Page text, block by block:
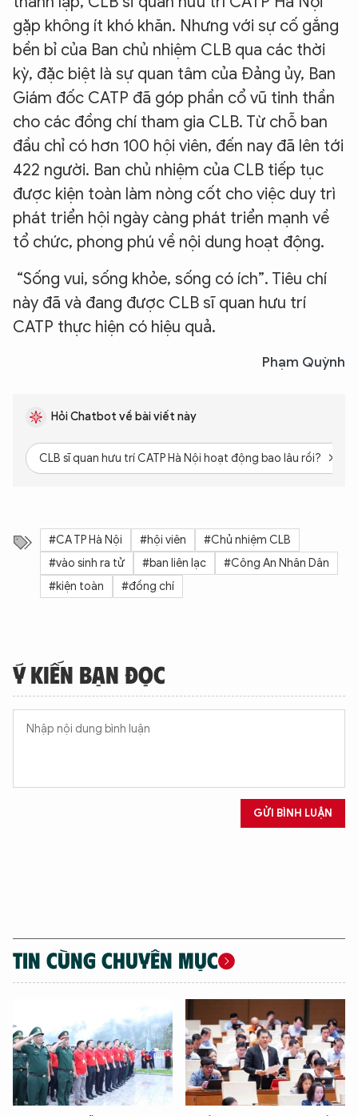
gặp không ít khó khăn. Nhưng với sự cố gắng
bền bỉ của Ban chủ nhiệm CLB qua các thời
kỳ, đặc biệt là sự quan tâm của Đảng ủy, Ban
Giám đốc CATP đã góp phần cổ vũ tinh thần
cho các đồng chí tham gia CLB. Từ chỗ ban
đầu chỉ có hơn 100 hội viên, đến nay đã lên tới
422 người. Ban chủ nhiệm của CLB tiếp tục
được kiện toàn làm nòng cốt cho việc duy trì
phát triển hội ngày càng phát triển mạnh về
tổ chức, phong phú về nội dung hoạt động.
“Sống vui, sống khỏe, sống có ích”. Tiêu chí
này đã và đang được CLB sĩ quan hưu trí
CATP thực hiện có hiệu quả.
Phạm Quỳnh
Hỏi Chatbot về bài viết này
CLB sĩ quan hưu trí CATP Hà Nội hoạt động bao lâu rồi?
#CA TP Hà Nội #hội viên
#Chủ nhiệm CLB
#vào sinh ra tử
#ban liên lạc
#Công An Nhân Dân
#kiện toàn
#đồng chí
Ý KIẾN BẠN ĐỌC
GỬI BÌNH LUẬN
TIN CÙNG CHUYÊN MỤC